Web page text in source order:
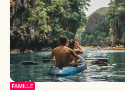
FAMILLE